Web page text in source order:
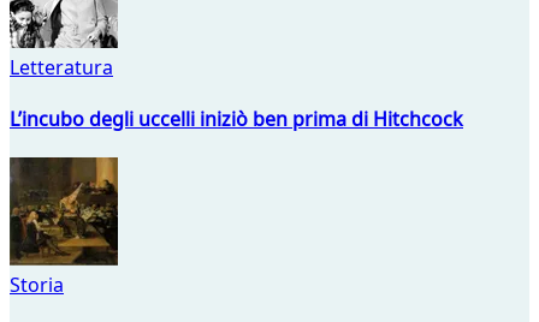
Letteratura
L’incubo degli uccelli iniziò ben prima di Hitchcock
Storia